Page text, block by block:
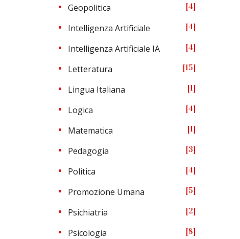
Geopolitica 4
Intelligenza Artificiale 4
Intelligenza Artificiale IA 4
Letteratura 15
Lingua Italiana 1
Logica 4
Matematica 1
Pedagogia 3
Politica 4
Promozione Umana 5
Psichiatria 2
Psicologia 8